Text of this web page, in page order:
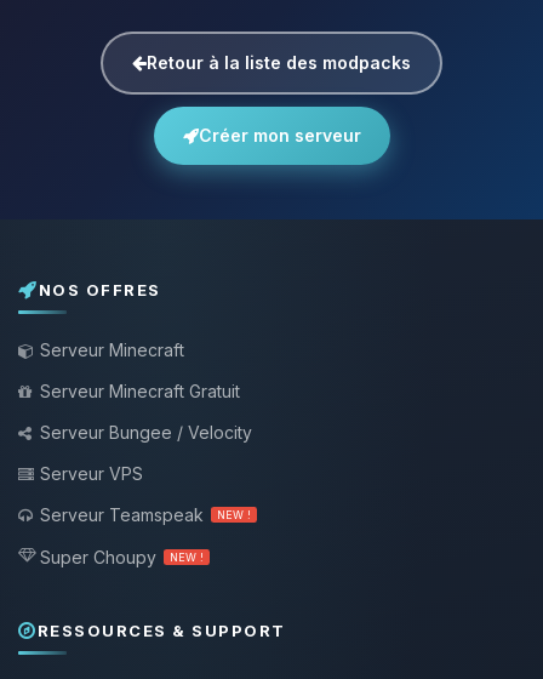
Retour à la liste des modpacks
Créer mon serveur
NOS OFFRES
Serveur Minecraft
Serveur Minecraft Gratuit
Serveur Bungee / Velocity
Serveur VPS
Serveur Teamspeak
NEW !
Super Choupy NEW !
RESSOURCES & SUPPORT